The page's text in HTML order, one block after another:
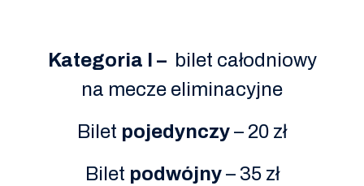
Kategoria I – bilet całodniowy
na mecze eliminacyjne
Bilet pojedynczy– 20 zł
Bilet podwójny– 35 zł